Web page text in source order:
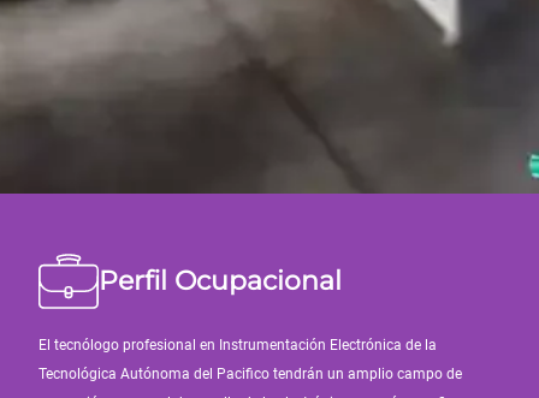
Perfil Ocupacional
El tecnólogo profesional en Instrumentación Electrónica de la
Tecnológica Autónoma del Pacifico tendrán un amplio campo de